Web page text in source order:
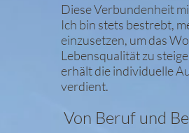
Diese Verbundenheit
Ich bin stets bestrebt,
einzusetzen, um das
Lebensqualität zu
erhält die individuelle
verdient.
Von Beruf und